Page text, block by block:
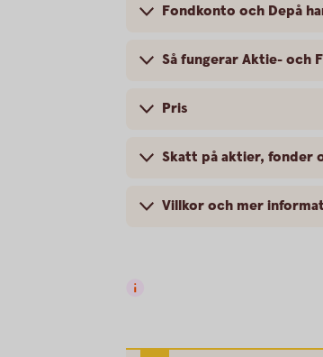
Fondkonto och Depå
Så fungerar Aktie- och
Pris
Skatt på aktier, fonder
Villkor och mer